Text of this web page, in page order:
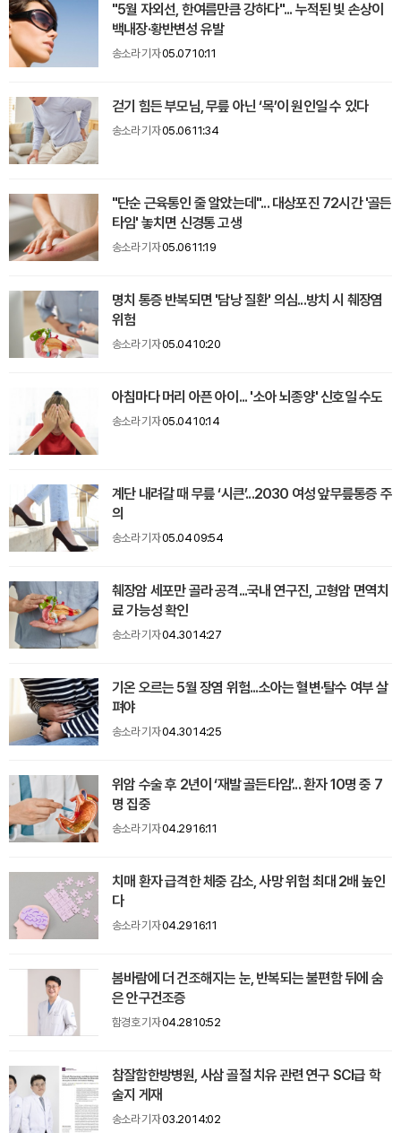
"5월 자외선, 한여름만큼 강하다"... 누적된 빛 손상이
백내장·황반변성 유발
송소라 기자05.07 10:11
걷기 힘든 부모님, 무릎 아닌 ‘목’이 원인일 수 있다
송소라 기자05.06 11:34
"단순 근육통인 줄 알았는데"... 대상포진 72시간 '골든
타임' 놓치면 신경통 고생
송소라 기자05.06 11:19
명치 통증 반복되면 '담낭 질환' 의심...방치 시 췌장염
위험
송소라 기자05.04 10:20
아침마다 머리 아픈 아이... '소아 뇌종양' 신호일 수도
송소라 기자05.04 10:14
계단 내려갈 때 무릎 ‘시큰’...2030 여성 앞무릎통증 주
의
송소라 기자05.04 09:54
췌장암 세포만 골라 공격...국내 연구진, 고형암 면역치
료 가능성 확인
송소라 기자04.30 14:27
기온 오르는 5월 장염 위험...소아는 혈변·탈수 여부 살
펴야
송소라 기자04.30 14:25
위암 수술 후 2년이 ‘재발 골든타임’... 환자 10명 중 7
명 집중
송소라 기자04.29 16:11
치매 환자 급격한 체중 감소, 사망 위험 최대 2배 높인
다
송소라 기자04.29 16:11
봄바람에 더 건조해지는 눈, 반복되는 불편함 뒤에 숨
은 안구건조증
함경호 기자04.28 10:52
참잘함한방병원, 사삼 골절 치유 관련 연구 SCI급 학
술지 게재
송소라 기자03.20 14:02